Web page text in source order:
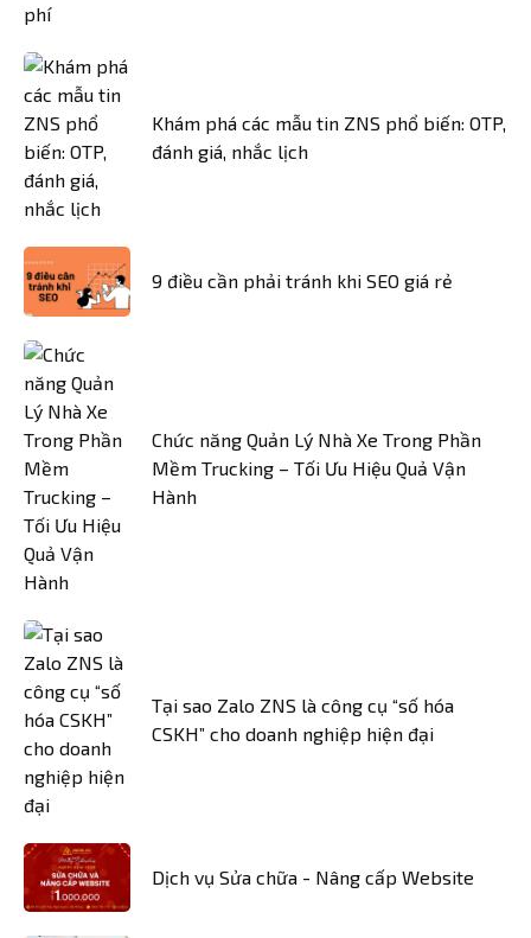
Khám phá các mẫu tin ZNS phổ biến: OTP,
đánh giá, nhắc lịch
9 điều cần phải tránh khi SEO giá rẻ
Chức năng Quản Lý Nhà Xe Trong Phần
Mềm Trucking – Tối Ưu Hiệu Quả Vận
Hành
Tại sao Zalo ZNS là công cụ “số hóa
CSKH” cho doanh nghiệp hiện đại
Dịch vụ Sửa chữa - Nâng cấp Website